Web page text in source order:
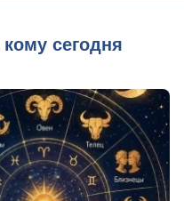
кому сегодня